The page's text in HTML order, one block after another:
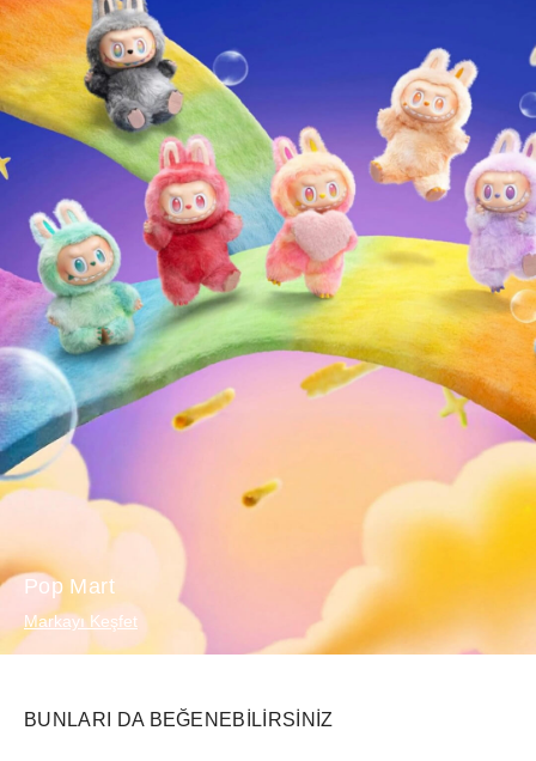
Pop Mart
Markayı Keşfet
BUNLARI DA BEĞENEBILIRSINIZ